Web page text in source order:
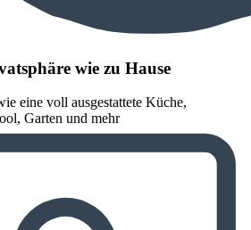
wie zu Hause
eine voll ausgestattete Küche,
Garten und mehr